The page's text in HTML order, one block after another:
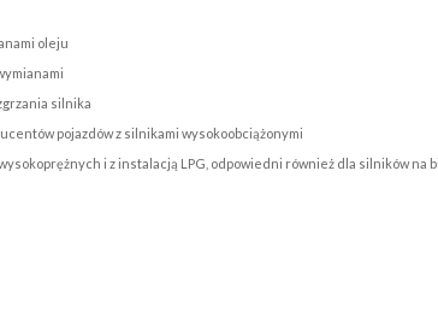
oleju
silnika
pojazdów z silnikami wysokoobciążonymi
i z instalacją LPG, odpowiedni również dla silników